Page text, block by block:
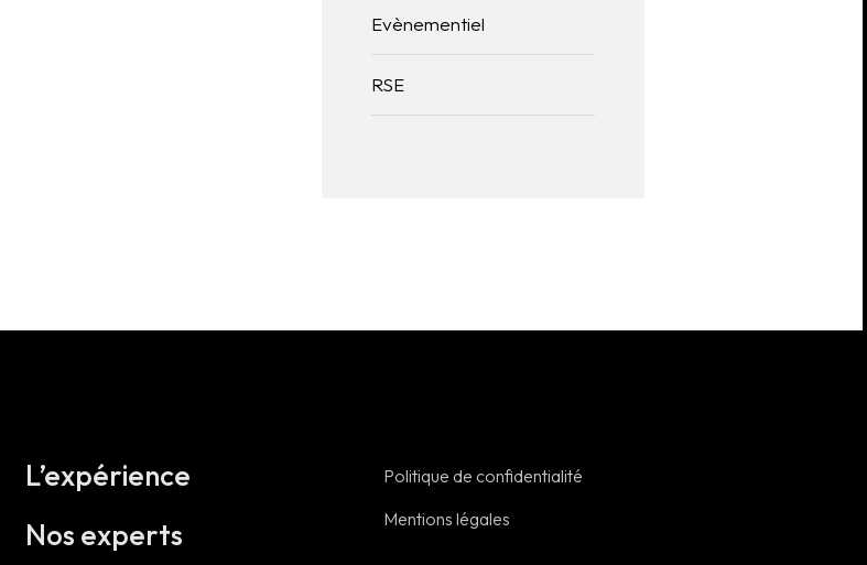
Evènementiel
RSE
L’expérience
Nos experts
Politique de confidentialité
Mentions légales